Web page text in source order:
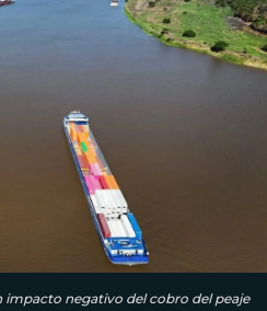
impacto negativo del cobro del peaje